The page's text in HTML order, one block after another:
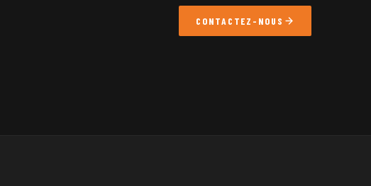
CONTACTEZ-NOUS